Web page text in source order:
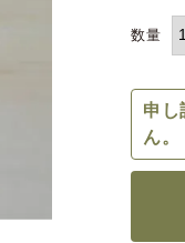
申し
ん。